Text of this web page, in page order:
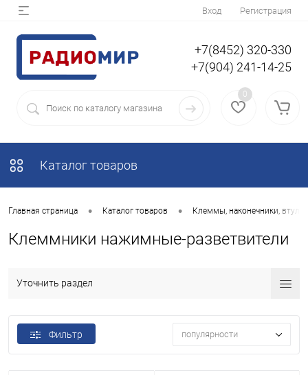
Вход Регистрация
+7(8452) 320-330
+7(904) 241-14-25
0
Каталог товаров
Главная страница • Каталог товаров • Клеммы, наконечники,
Клеммники нажимные-разветвители
Уточнить раздел
Фильтр популярности